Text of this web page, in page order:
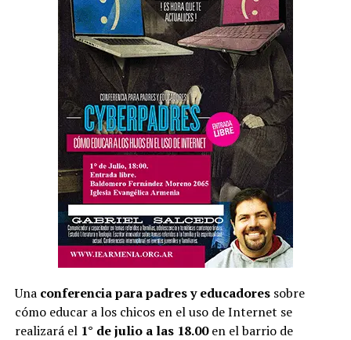
Una conferencia para padres y educadoressobre
cómo educar a los chicos en el uso de Internet se
realizará el 1° de julio a las 18.00en el barrio de